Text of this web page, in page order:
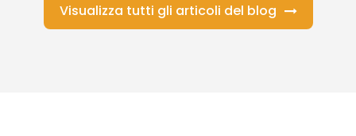
Visualizza tutti gli articoli del blog